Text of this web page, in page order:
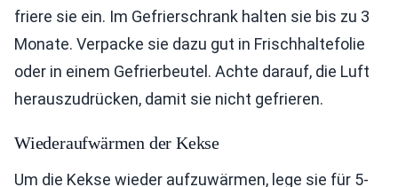
friere sie ein. Im Gefrierschrank halten sie bis zu 3
Monate. Verpacke sie dazu gut in Frischhaltefolie
oder in einem Gefrierbeutel. Achte darauf, die Luft
herauszudrücken, damit sie nicht gefrieren.
Wiederaufwärmen der Kekse
Um die Kekse wieder aufzuwärmen, lege sie für 5-